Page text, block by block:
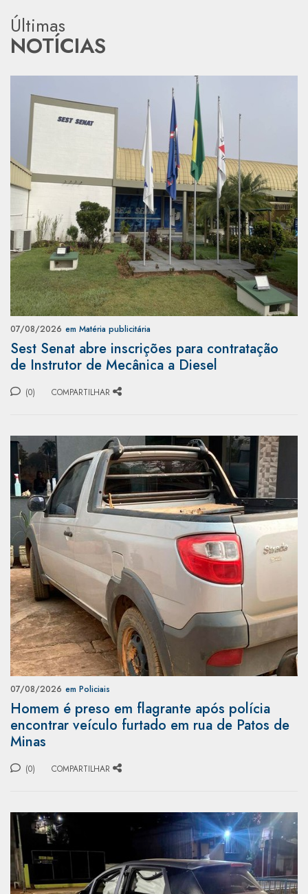
Últimas
NOTÍCIAS
07/08/2026 em Matéria publicitária
Sest Senat abre inscrições para contratação
de Instrutor de Mecânica a Diesel
(0) COMPARTILHAR
07/08/2026 em Policiais
Homem é preso em flagrante após polícia
encontrar veículo furtado em rua de Patos de
Minas
(0) COMPARTILHAR